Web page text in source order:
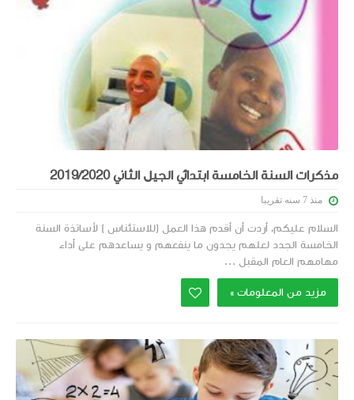
مذكرات السنة الخامسة ابتدائي الجيل الثاني 2019/2020
منذ 7 سنه تقريبا
السلام عليكم، أردت أن أقدم هذا العمل (للاستئناس ) لأساتذة السنة
الخامسة الجدد لعلهم يجدون ما ينفعهم و يساعدهم على أداء
مهامهم العام المقبل ...
مزيد من المعلومات »